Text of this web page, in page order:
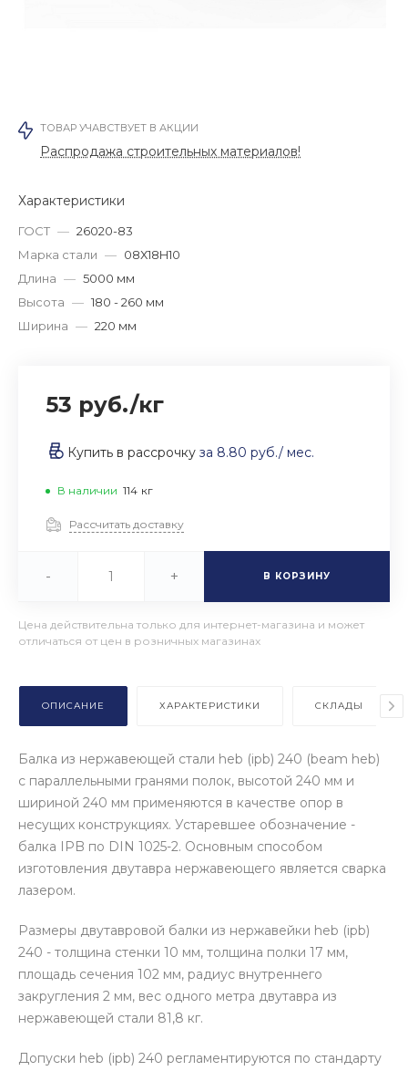
ТОВАР УЧАВСТВУЕТ В АКЦИИ
Распродажа строительных материалов!
Характеристики
ГОСТ — 26020-83
Марка стали — 08Х18H10
Длина — 5000 мм
Высота — 180 - 260 мм
Ширина — 220 мм
53 руб./кг
Купить в рассрочку за 8.80 руб./ мес.
В наличии 114 кг
Рассчитать доставку
- + В КОРЗИНУ
Цена действительна только для интернет-магазина и может
отличаться от цен в розничных магазинах
ОПИСАНИЕ ХАРАКТЕРИСТИКИ СКЛАДЫ
Балка из нержавеющей стали heb (ipb) 240 (beam heb)
с параллельными гранями полок, высотой 240 мм и
шириной 240 мм применяются в качестве опор в
несущих конструкциях. Устаревшее обозначение -
балка IPB по DIN 1025-2. Основным способом
изготовления двутавра нержавеющего является сварка
лазером.
Размеры двутавровой балки из нержавейки heb (ipb)
240 - толщина стенки 10 мм, толщина полки 17 мм,
площадь сечения 102 мм, радиус внутреннего
закругления 2 мм, вес одного метра двутавра из
нержавеющей стали 81,8 кг.
Допуски heb (ipb) 240 регламентируются по стандарту